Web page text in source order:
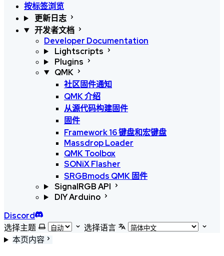
按标签浏览
更新日志
开发者文档
Developer Documentation
Lightscripts
Plugins
QMK
社区固件通知
QMK 介绍
从源代码构建固件
固件
Framework 16 键盘和宏键盘
Massdrop Loader
QMK Toolbox
SONiX Flasher
SRGBmods QMK 固件
SignalRGB API
DIY Arduino
Discord
选择主题
选择语言
本页内容